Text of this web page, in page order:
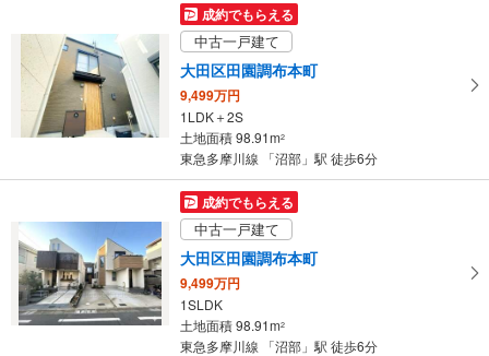
イ
ー
存
る
成約でもらえる
中古一戸建て
大田区田園調布本町
9,499万円
1LDK＋2S
土地面積 98.91m2
東急多摩川線 「沼部」駅 徒歩6分
成約でもらえる
中古一戸建て
大田区田園調布本町
9,499万円
1SLDK
土地面積 98.91m2
東急多摩川線 「沼部」駅 徒歩6分